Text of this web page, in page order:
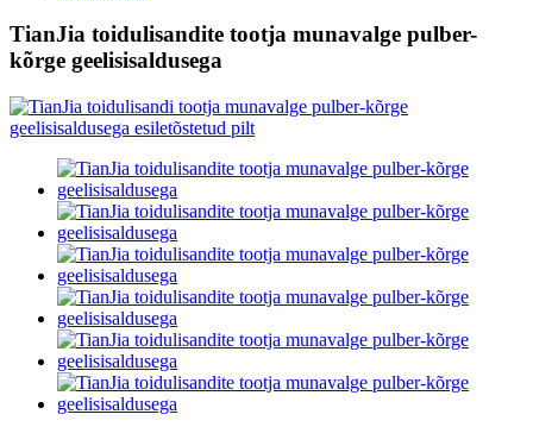
TianJia toidulisandite tootja munavalge pulber-
kõrge geelisisaldusega